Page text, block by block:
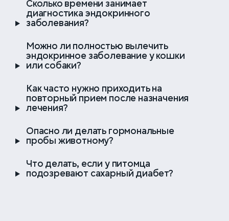
Сколько времени занимает
диагностика эндокринного
заболевания?
Можно ли полностью вылечить
эндокринное заболевание у кошки
или собаки?
Как часто нужно приходить на
повторный прием после назначения
лечения?
Опасно ли делать гормональные
пробы животному?
Что делать, если у питомца
подозревают сахарный диабет?